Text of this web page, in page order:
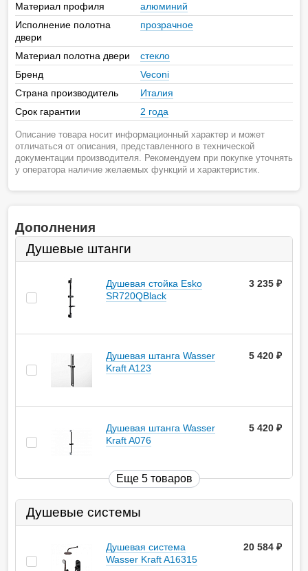
Материал профиля
алюминий
Исполнение полотна
двери
прозрачное
Материал полотна двери
стекло
Бренд
Veconi
Страна производитель
Италия
Срок гарантии
2 года
Описание товара носит информационный характер и может
отличаться от описания, представленного в технической
документации производителя. Рекомендуем при покупке уточнять
у оператора наличие желаемых функций и характеристик.
Дополнения
Душевые штанги
Душевая стойка Esko
SR720QBlack
3 235
Душевая штанга Wasser
Kraft A123
5 420
Душевая штанга Wasser
Kraft A076
5 420
Еще 5 товаров
Душевые системы
Душевая система
Wasser Kraft A16315
20 584